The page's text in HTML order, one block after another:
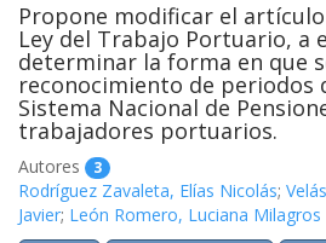
Propone modificar el artículo
Ley del Trabajo Portuario, a
determinar la forma en que
reconocimiento de periodos
Sistema Nacional de
trabajadores portuarios.
Autores 3
Rodríguez Zavaleta, Elías Nicolás;
Javier; León Romero, Luciana Milagros